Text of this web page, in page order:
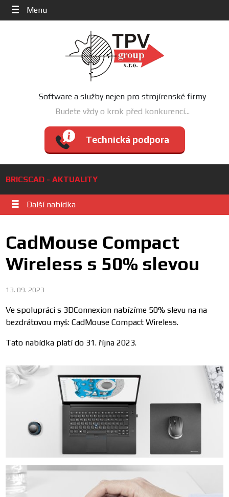
Menu
Software a služby nejen pro strojírenské firmy
Budete vždy o krok před konkurencí...
Technická podpora
BRICSCAD - AKTUALITY
Další nabídka
CadMouse Compact
Wireless s 50% slevou
13. 09. 2023
Ve spolupráci s 3DConnexion nabízíme 50% slevu na na
bezdrátovou myš: CadMouse Compact Wireless.
Tato nabídka platí do 31. října 2023.